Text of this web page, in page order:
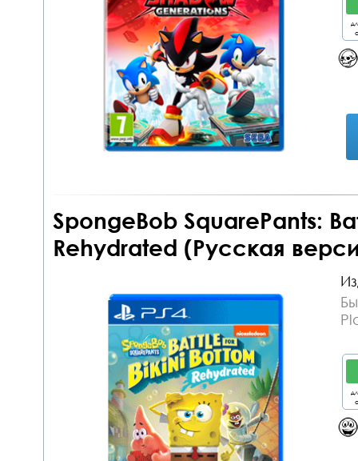
SpongeBob SquarePants:
Rehydrated (Русская